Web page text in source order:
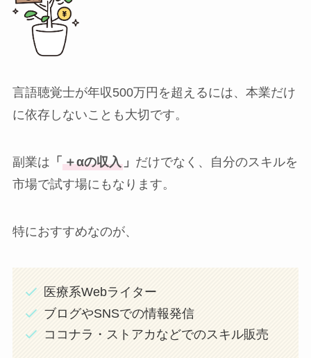
言語聴覚士が年収500万円を超えるには、本業だけ
に依存しないことも大切です。
副業は 「 ＋αの収入」 だけでなく、自分のスキルを
市場で試す場にもなります。
特におすすめなのが、
医療系Webライター
ブログやSNSでの情報発信
ココナラ・ストアカなどでのスキル販売